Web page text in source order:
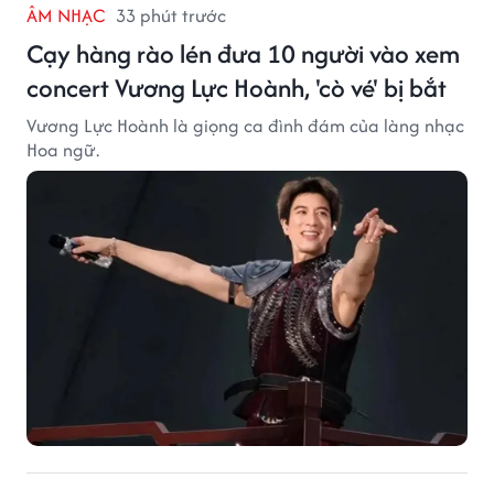
ÂM NHẠC 33 phút trước
Cạy hàng rào lén đưa 10 người vào xem
concert Vương Lực Hoành, 'cò vé' bị bắt
Vương Lực Hoành là giọng ca đình đám của làng nhạc
Hoa ngữ.